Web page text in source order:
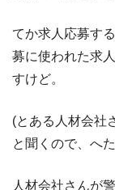
てか求人応募す
募に使われた求
すけど。
(とある人材会社
と聞くので、へ
人材会社さんが